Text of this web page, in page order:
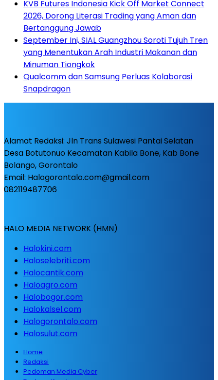
KVB Futures Indonesia Kick Off Market Connect
2026, Dorong Literasi Trading yang Aman dan
Bertanggung Jawab
September Ini, SIAL Guangzhou Soroti Tujuh Tren
yang Menentukan Arah Industri Makanan dan
Minuman Tiongkok
Qualcomm dan Samsung Perluas Kolaborasi
Snapdragon
Alamat Redaksi: Jln Trans Sulawesi Pantai Selatan
Desa Botutonuo Kecamatan Kabila Bone, Kab Bone
Bolango, Gorontalo
Email: Halogorontalo.com@gmail.com
082119487706
HALO MEDIA NETWORK (HMN)
Halokini.com
Haloselebriti.com
Halocantik.com
Haloagro.com
Halobogor.com
Halokalsel.com
Halogorontalo.com
Halosulut.com
Home
Redaksi
Pedoman Media Cyber